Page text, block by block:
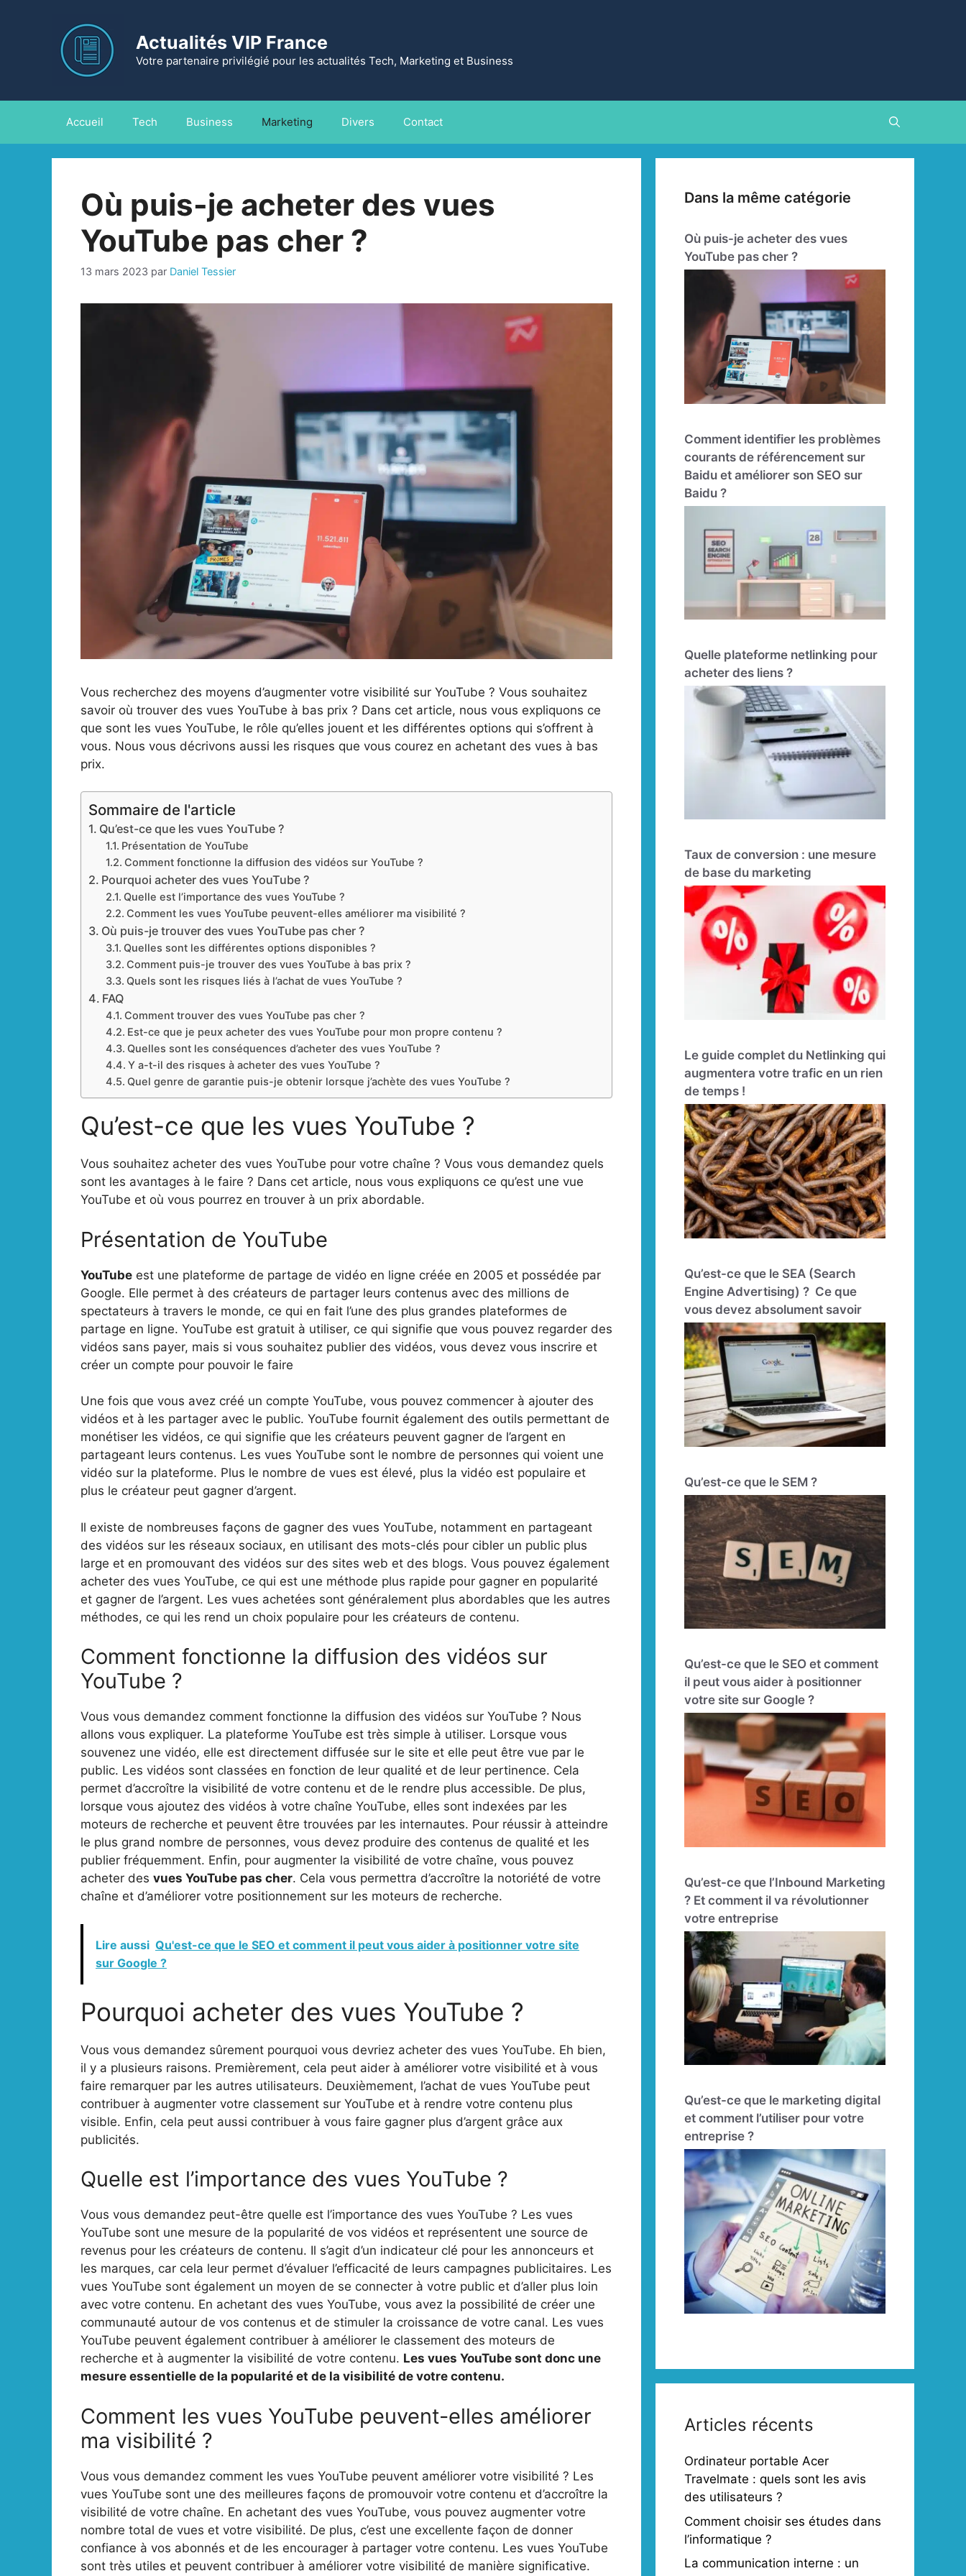
Actualités VIP France
Votre partenaire privilégié pour les actualités Tech, Marketing et Business
Accueil Tech Business Marketing Divers Contact
Où puis-je acheter des vues
YouTube pas cher ?
13 mars 2023 par Daniel Tessier
Vous recherchez des moyens d’augmenter votre visibilité sur YouTube ? Vous souhaitez
savoir où trouver des vues YouTube à bas prix ? Dans cet article, nous vous expliquons ce
que sont les vues YouTube, le rôle qu’elles jouent et les différentes options qui s’offrent à
vous. Nous vous décrivons aussi les risques que vous courez en achetant des vues à bas
prix.
Sommaire de l'article
Qu’est-ce que les vues YouTube ?
Présentation de YouTube
Comment fonctionne la diffusion des vidéos sur YouTube ?
Pourquoi acheter des vues YouTube ?
Quelle est l’importance des vues YouTube ?
Comment les vues YouTube peuvent-elles améliorer ma visibilité ?
Où puis-je trouver des vues YouTube pas cher ?
Quelles sont les différentes options disponibles ?
Comment puis-je trouver des vues YouTube à bas prix ?
Quels sont les risques liés à l’achat de vues YouTube ?
FAQ
Comment trouver des vues YouTube pas cher ?
Est-ce que je peux acheter des vues YouTube pour mon propre contenu ?
Quelles sont les conséquences d’acheter des vues YouTube ?
Y a-t-il des risques à acheter des vues YouTube ?
Quel genre de garantie puis-je obtenir lorsque j’achète des vues YouTube ?
Qu’est-ce que les vues YouTube ?
Vous souhaitez acheter des vues YouTube pour votre chaîne ? Vous vous demandez quels
sont les avantages à le faire ? Dans cet article, nous vous expliquons ce qu’est une vue
YouTube et où vous pourrez en trouver à un prix abordable.
Présentation de YouTube
YouTube est une plateforme de partage de vidéo en ligne créée en 2005 et possédée par
Google. Elle permet à des créateurs de partager leurs contenus avec des millions de
spectateurs à travers le monde, ce qui en fait l’une des plus grandes plateformes de
partage en ligne. YouTube est gratuit à utiliser, ce qui signifie que vous pouvez regarder des
vidéos sans payer, mais si vous souhaitez publier des vidéos, vous devez vous inscrire et
créer un compte pour pouvoir le faire
Une fois que vous avez créé un compte YouTube, vous pouvez commencer à ajouter des
vidéos et à les partager avec le public. YouTube fournit également des outils permettant de
monétiser les vidéos, ce qui signifie que les créateurs peuvent gagner de l’argent en
partageant leurs contenus. Les vues YouTube sont le nombre de personnes qui voient une
vidéo sur la plateforme. Plus le nombre de vues est élevé, plus la vidéo est populaire et
plus le créateur peut gagner d’argent.
Il existe de nombreuses façons de gagner des vues YouTube, notamment en partageant
des vidéos sur les réseaux sociaux, en utilisant des mots-clés pour cibler un public plus
large et en promouvant des vidéos sur des sites web et des blogs. Vous pouvez également
acheter des vues YouTube, ce qui est une méthode plus rapide pour gagner en popularité
et gagner de l’argent. Les vues achetées sont généralement plus abordables que les autres
méthodes, ce qui les rend un choix populaire pour les créateurs de contenu.
Comment fonctionne la diffusion des vidéos sur
YouTube ?
Vous vous demandez comment fonctionne la diffusion des vidéos sur YouTube ? Nous
allons vous expliquer. La plateforme YouTube est très simple à utiliser. Lorsque vous
souvenez une vidéo, elle est directement diffusée sur le site et elle peut être vue par le
public. Les vidéos sont classées en fonction de leur qualité et de leur pertinence. Cela
permet d’accroître la visibilité de votre contenu et de le rendre plus accessible. De plus,
lorsque vous ajoutez des vidéos à votre chaîne YouTube, elles sont indexées par les
moteurs de recherche et peuvent être trouvées par les internautes. Pour réussir à atteindre
le plus grand nombre de personnes, vous devez produire des contenus de qualité et les
publier fréquemment. Enfin, pour augmenter la visibilité de votre chaîne, vous pouvez
acheter des vues YouTube pas cher. Cela vous permettra d’accroître la notoriété de votre
chaîne et d’améliorer votre positionnement sur les moteurs de recherche.
Lire aussi Qu'est-ce que le SEO et comment il peut vous aider à positionner votre site
sur Google ?
Pourquoi acheter des vues YouTube ?
Vous vous demandez sûrement pourquoi vous devriez acheter des vues YouTube. Eh bien,
il y a plusieurs raisons. Premièrement, cela peut aider à améliorer votre visibilité et à vous
faire remarquer par les autres utilisateurs. Deuxièmement, l’achat de vues YouTube peut
contribuer à augmenter votre classement sur YouTube et à rendre votre contenu plus
visible. Enfin, cela peut aussi contribuer à vous faire gagner plus d’argent grâce aux
publicités.
Quelle est l’importance des vues YouTube ?
Vous vous demandez peut-être quelle est l’importance des vues YouTube ? Les vues
YouTube sont une mesure de la popularité de vos vidéos et représentent une source de
revenus pour les créateurs de contenu. Il s’agit d’un indicateur clé pour les annonceurs et
les marques, car cela leur permet d’évaluer l’efficacité de leurs campagnes publicitaires. Les
vues YouTube sont également un moyen de se connecter à votre public et d’aller plus loin
avec votre contenu. En achetant des vues YouTube, vous avez la possibilité de créer une
communauté autour de vos contenus et de stimuler la croissance de votre canal. Les vues
YouTube peuvent également contribuer à améliorer le classement des moteurs de
recherche et à augmenter la visibilité de votre contenu. Les vues YouTube sont donc une
mesure essentielle de la popularité et de la visibilité de votre contenu.
Comment les vues YouTube peuvent-elles améliorer
ma visibilité ?
Vous vous demandez comment les vues YouTube peuvent améliorer votre visibilité ? Les
vues YouTube sont une des meilleures façons de promouvoir votre contenu et d’accroître la
visibilité de votre chaîne. En achetant des vues YouTube, vous pouvez augmenter votre
nombre total de vues et votre visibilité. De plus, c’est une excellente façon de donner
confiance à vos abonnés et de les encourager à partager votre contenu. Les vues YouTube
sont très utiles et peuvent contribuer à améliorer votre visibilité de manière significative.
Dans la même catégorie
Où puis-je acheter des vues
YouTube pas cher ?
Comment identifier les problèmes
courants de référencement sur
Baidu et améliorer son SEO sur
Baidu ?
Quelle plateforme netlinking pour
acheter des liens ?
Taux de conversion : une mesure
de base du marketing
Le guide complet du Netlinking qui
augmentera votre trafic en un rien
de temps !
Qu’est-ce que le SEA (Search
Engine Advertising) ? Ce que
vous devez absolument savoir
Qu’est-ce que le SEM ?
Qu’est-ce que le SEO et comment
il peut vous aider à positionner
votre site sur Google ?
Qu’est-ce que l’Inbound Marketing
? Et comment il va révolutionner
votre entreprise
Qu’est-ce que le marketing digital
et comment l’utiliser pour votre
entreprise ?
Articles récents
Ordinateur portable Acer
Travelmate : quels sont les avis
des utilisateurs ?
Comment choisir ses études dans
l’informatique ?
La communication interne : un